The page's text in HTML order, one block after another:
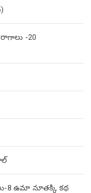
-20
8 ఉమా నూతక్కి కథ